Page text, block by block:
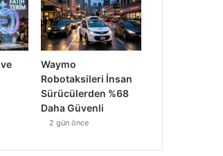
Waymo
Robotaksileri İnsan
Sürücülerden %68
Daha Güvenli
2 gün önce